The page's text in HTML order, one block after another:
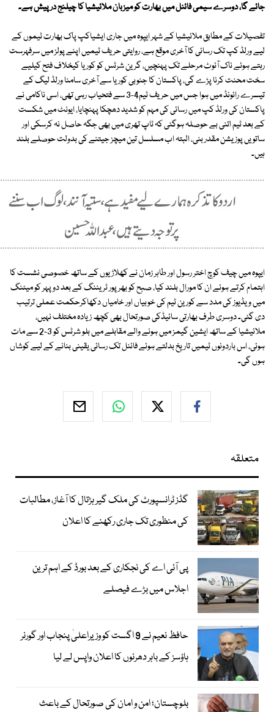
جائے گا، دوسرے سیمی فائنل میں بھارت کو میزبان ملائیشیا کا چیلنج درپیش ہے۔
تفصیلات کے مطابق ملائیشیا کے شہر ایپوہ میں جاری ایشیاکپ پاک بھارت ٹیموں کے
لیے ورلڈ کپ تک رسائی کا آخری موقع ہے، روایتی حریف ٹیمیں اپنے پولز میں سرفہرست
رہتے ہوئے ناک آئوٹ مرحلے تک پہنچیں، گرین شرٹس کو کوریا کیخلاف فتح کیلیے
سخت محنت کرنا پڑے گی، پاکستان کا جنوبی کوریا سے آخری سامنا ورلڈ لیگ کے
تیسرے رائونڈ میں ہوا جس میں حریف ٹیم4-3 سے فتحیاب رہی تھی، اسی ناکامی نے
پاکستان کی ورلڈ کپ میں رسائی کی مہم کو شدید دھچکا پہنچایا، ایونٹ میں شکست
کے بعد ٹیم اتنی بے حوصلہ ہوگئی کہ ٹاپ تھری میں بھی جگہ حاصل نہ کرسکی اور
ساتویں پوزیشن مقدر بنی، البتہ اب مسلسل تین میچز جیتنے کی بدولت حوصلے بلند
ہیں۔
ایپوہ میں چیف کوچ اختر رسول اور طاہر زمان نے کھلاڑیوں کے ساتھ خصوصی نشست کا
اہتمام کرتے ہوئے ان کا مورال بلند کیا، صبح کو بھرپور ٹریننگ کے بعد دوپہر کو میٹنگ
میں ویڈیوز کی مدد سے کورین ٹیم کی خوبیاں اور خامیاں دکھاکرحکمت عملی ترتیب
دی گئی۔ دوسری طرف بھارتی سائیڈکی صورتحال بھی کچھ زیادہ مختلف نہیں،
ملائیشیا کے ساتھ ایشین گیمز میں ہونے والے مقابلے میں بلو شرٹس کو 3-2 سے مات
ہوئی، اس باردونوں ٹیمیں تاریخ بدلتے ہوئے فائنل تک رسائی یقینی بنانے کے لیے کوشاں
ہوں گی۔
متعلقہ
گڈز ٹرانسپورٹ کی ملک گیر ہڑتال کا آغاز، مطالبات
کی منظوری تک جاری رکھنے کا اعلان
پی آئی اے کی نجکاری کے بعد بورڈ کے اہم ترین
اجلاس میں بڑے فیصلے
حافظ نعیم نے 9 اگست کو وزیراعلیٰ پنجاب اور گورنر
ہاؤسز کے باہر دھرنوں کا اعلان واپس لے لیا
بلوچستان؛ امن و امان کی صورتحال کے باعث